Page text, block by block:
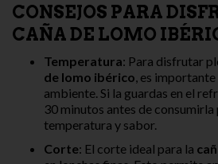
CONSEJOS PARA
CAÑA DE LOMO
Temperatura: Para disfrutar
de lomo ibérico , es
ambiente. Si la guardas en el
30 minutos antes de consumirla
temperatura y sabor.
Corte: El corte ideal para la